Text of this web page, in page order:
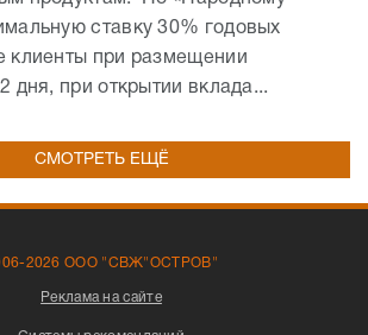
ставку 30% годовых
клиенты при размещении
дня, при открытии вклада...
СМОТРЕТЬ ЕЩЁ
2026 ООО "СВЖ"ОСТРОВ"
Реклама на сайте